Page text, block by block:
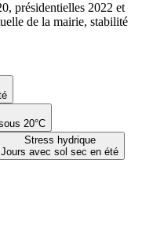
20°C
Stress hydrique
Jours avec sol sec en été
présidentielles 2022 et
de la mairie, stabilité